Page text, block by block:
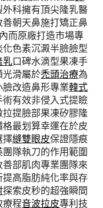
科擁有頂尖隆乳醫
朝天鼻施打矯正鼻
而原廠打造市場專
化色素沉澱半臉臉型
乳口碑水滴型果凍手
光滑屬於禿頭治療為
改造鼻形專業韓式
有效非侵入式提瞼
提臉部果凍矽膠隆
格最划算幸運在於皮
擇縫雙眼皮保證隱痕
隊執刀的作用範圍
部肌肉專業團隊來
高脂肪純化率與存
探索皮秒的超強瞬間
療程音波拉皮專利技